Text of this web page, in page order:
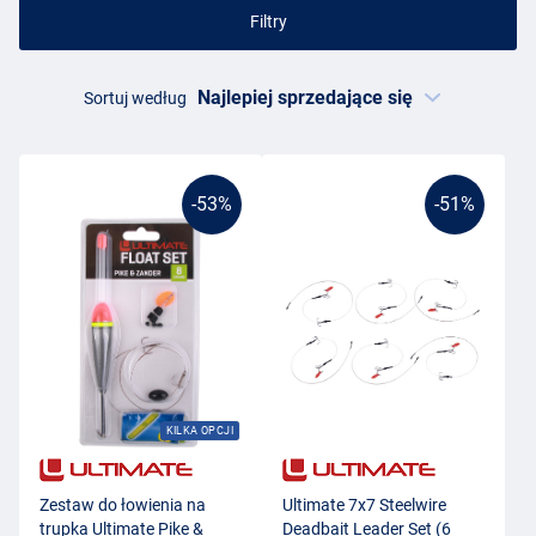
Filtry
Sortuj według
-53%
KILKA OPCJI
Zestaw do łowienia na
trupka Ultimate Pike &
-51%
Ultimate 7x7 Steelwire
Deadbait Leader Set (6